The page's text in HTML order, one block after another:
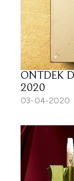
ONTDEK
2020
03-04-2020